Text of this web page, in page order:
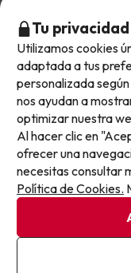
No llegas
Este chollo ya ha
nuevas
menos.
Apúntate y que el
Pon tu mejor e-mail
Selección de la
Los favoritos de
Métodos de pago
Condiciones
Privacidad datos
Política de cookies
Viajes para ti S.L.U.
2026
Tu
Utilizamos cookies
adaptada a tus
personalizada
nos ayudan a
optimizar nuestra
Al hacer clic en
ofrecer una
necesitas consultar
Política de Cookies.